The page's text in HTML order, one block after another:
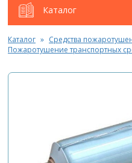
Каталог
Каталог
Средства
Пожаротушение транспортных